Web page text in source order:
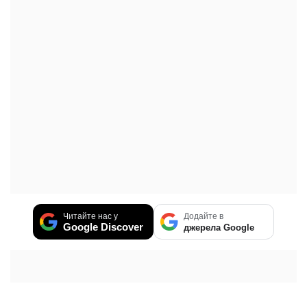
Читайте нас у
Google Discover
Додайте в
джерела Google